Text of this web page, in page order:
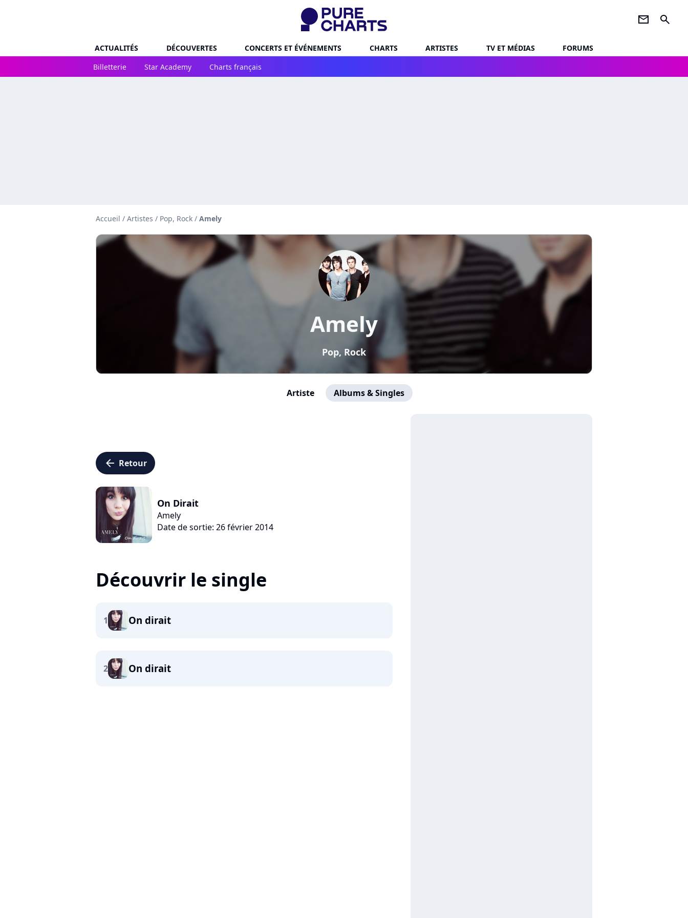
newsletter search
ACTUALITÉS DÉCOUVERTES CONCERTS ET ÉVÉNEMENTS CHARTS ARTISTES TV ET MÉDIAS
FORUMS
Billetterie
Star Academy Charts français
Accueil / Artistes / Pop, Rock / Amely
Amely
Pop, Rock
Artiste Albums & Singles
arrow_left Retour
On Dirait
Amely
Date de sortie: 26 février 2014
Découvrir le single
1 On dirait
2 On dirait